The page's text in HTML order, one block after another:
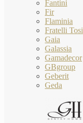
Fantini
Fir
Flaminia
Fratelli Tosi
Gaia
Galassia
Gamadecor
GBgroup
Geberit
Geda